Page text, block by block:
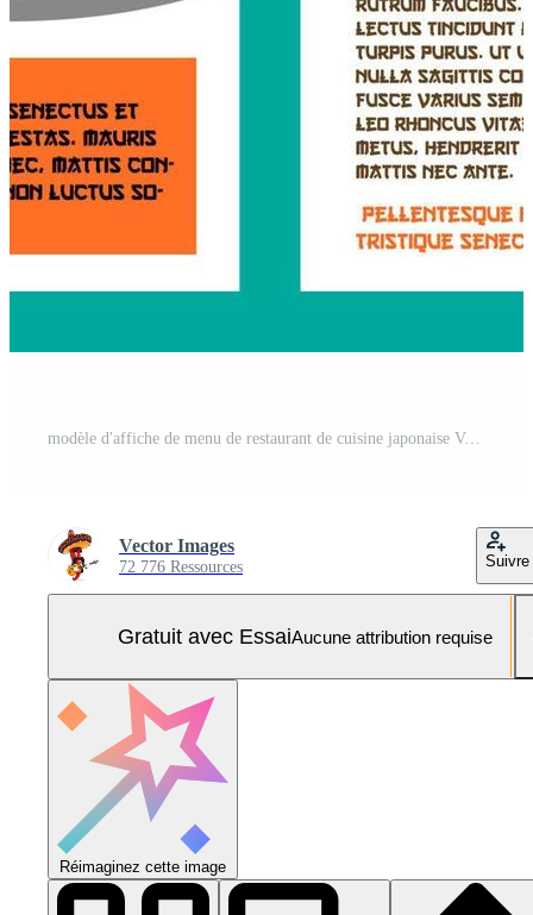
modèle d'affiche de menu de restaurant de cuisine japonaise Vecteur Pro et SVG Pro
Vector Images
72 776 Ressources Suivre
Gratuit avec EssaiAucune attribution requise
Réimaginez cette image